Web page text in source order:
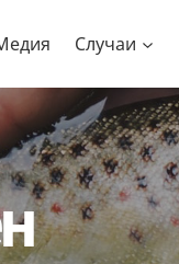
Случаи